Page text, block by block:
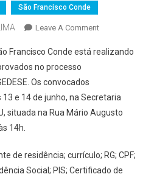
São Francisco Conde
Leave A CommentOn
REALIZA
CONVOCAÇÃO
DE
SELEÇÃO
Francisco Conde está realizando
no processo
Os convocados
e 14 de junho, na Secretaria
situada na Rua Mário Augusto
14h.
de residência; currículo; RG; CPF;
Social; PIS; Certificado de